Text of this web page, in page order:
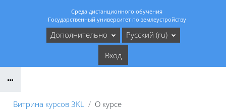
Среда дистанционного обучения
Государственный университет по землеустройству
Дополнительно Русский ‎(ru)‎
Вход
Витрина курсов 3KL О курсе